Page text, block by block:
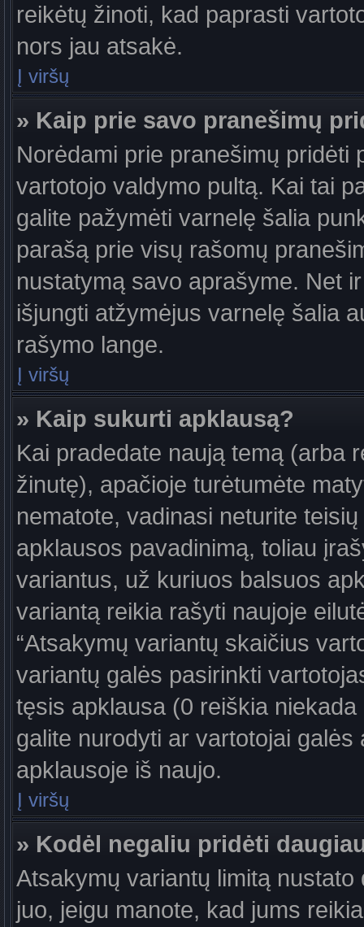
reikėtų žinoti, kad paprasti
nors jau atsakė.
Į viršų
» Kaip prie savo pranešimų
Norėdami prie pranešimų pridėti
vartotojo valdymo pultą. Kai tai
galite pažymėti varnelę šalia
parašą prie visų rašomų
nustatymą savo aprašyme. Net
išjungti atžymėjus varnelę šalia
rašymo lange.
Į viršų
» Kaip sukurti apklausą?
Kai pradedate naują temą (arba
žinutę), apačioje turėtumėte
nematote, vadinasi neturite
apklausos pavadinimą, toliau
variantus, už kuriuos balsuos
variantą reikia rašyti naujoje
“Atsakymų variantų skaičius
variantų galės pasirinkti
tęsis apklausa (0 reiškia
galite nurodyti ar vartotojai
apklausoje iš naujo.
Į viršų
» Kodėl negaliu pridėti
Atsakymų variantų limitą
juo, jeigu manote, kad jums